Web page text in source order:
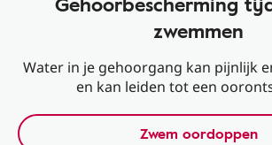
zwemmen
Water in je gehoorgang kan pijnlijk
en kan leiden tot een
Zwem oordoppen